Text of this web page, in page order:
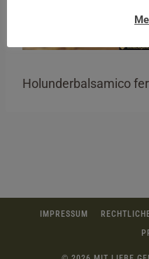
Holunderbalsamico
IMPRESSUM